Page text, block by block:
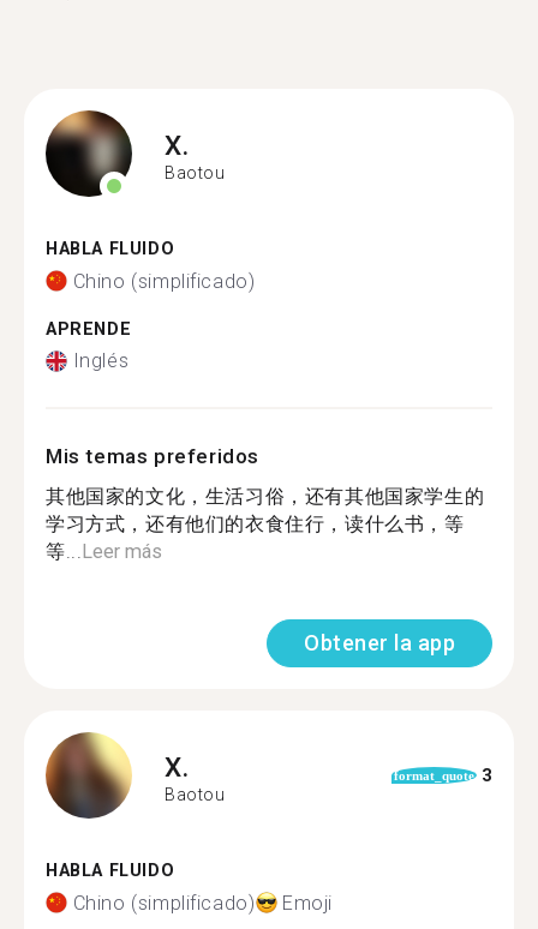
X.
Baotou
HABLA FLUIDO
Chino (simplificado)
APRENDE
Inglés
Mis temas preferidos
其他国家的文化，生活习俗，还有其他国家学生的
学习方式，还有他们的衣食住行，读什么书，等
等...Leer más
Obtener la app
X.
Baotou
format_quote 3
HABLA FLUIDO
Chino (simplificado) Emoji